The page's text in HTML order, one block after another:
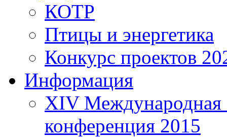
КОТР
Птицы и энергетика
Конкурс проектов
Информация
XIV Международная
конференция 2015